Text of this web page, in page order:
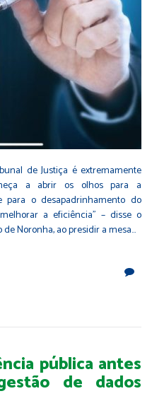
de Justiça é extremamente
a abrir os olhos para a
para o desapadrinhamento do
a eficiência" – disse o
de Noronha, ao presidir a mesa…
pública antes
de dados